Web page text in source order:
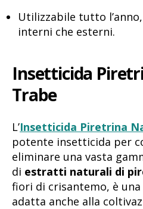
Utilizzabile tutto
interni che esterni.
Insetticida
Trabe
L’Insetticida Piretrina
potente insetticida per
eliminare una vasta
di estratti naturali di
fiori di crisantemo, è
adatta anche alla